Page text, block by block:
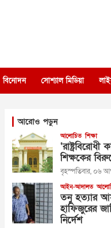
বিনোদন সোশ্যাল মিডিয়া
আরোও পড়ুন
আলোচিত শিক্ষা
শিক্ষকের
বৃহস্পতিবার, ০৬
আইন-আদালত
তনু হত্যার
হাফিজুরের
নির্দেশ